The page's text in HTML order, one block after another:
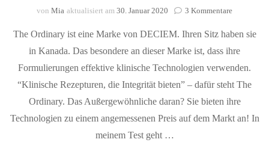
von Mia aktualisiert am 30. Januar 2020 3 Kommentarezu
The
im
Test
The Ordinary ist eine Marke von DECIEM. Ihren Sitz haben sie
in Kanada. Das besondere an dieser Marke ist, dass ihre
Formulierungen effektive klinische Technologien verwenden.
“Klinische Rezepturen, die Integrität bieten” – dafür steht The
Ordinary. Das Außergewöhnliche daran? Sie bieten ihre
Technologien zu einem angemessenen Preis auf dem Markt an! In
meinem Test geht …